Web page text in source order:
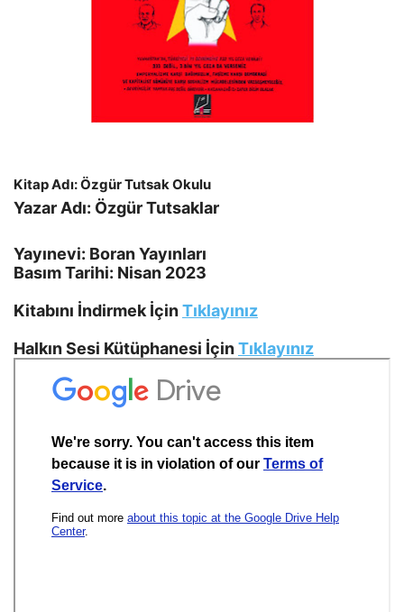
Kitap Adı: Özgür Tutsak Okulu
Yazar Adı: Özgür Tutsaklar
Yayınevi: Boran Yayınları
Basım Tarihi: Nisan 2023
Kitabını İndirmek İçinTıklayınız
Halkın Sesi Kütüphanesi İçinTıklayınız